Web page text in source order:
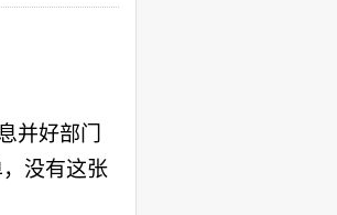
并好部门
没有这张